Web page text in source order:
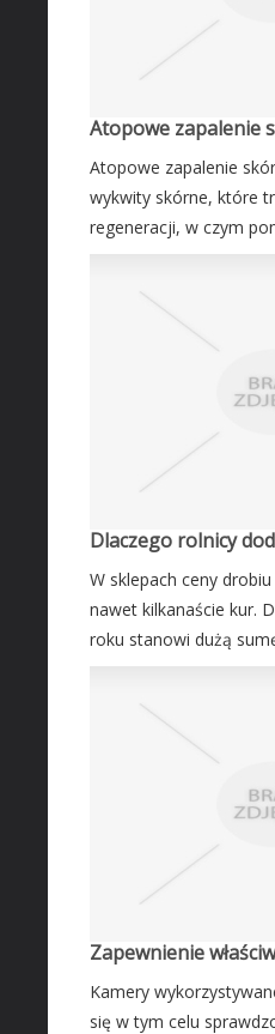
Atopowe zapalenie
Atopowe zapalenie
wykwity skórne, które
regeneracji, w czym
Dlaczego rolnicy
W sklepach ceny
nawet kilkanaście kur.
roku stanowi dużą
Zapewnienie
Kamery
się w tym celu